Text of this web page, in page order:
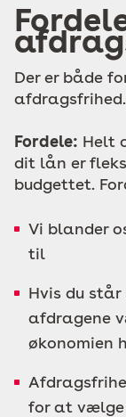
Der er både
Fordele: Helt
dit lån er
budgettet.
Vi blander
til
Hvis du
afdragene
økonomien
for at vælge